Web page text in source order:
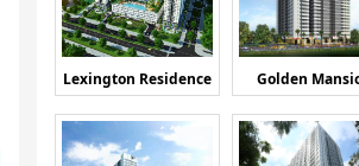
Lexington Residence Golden